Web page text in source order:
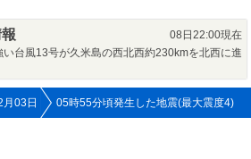
08日22:00現在
い台風13号が久米島の西北西約230kmを北西に進
03日 05時55分頃発生した地震(最大震度4)